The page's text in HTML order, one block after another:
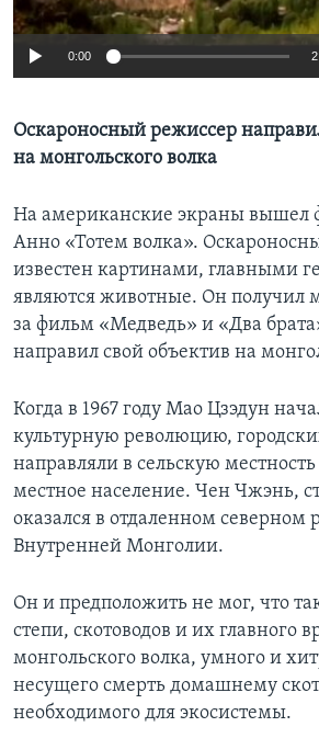
Learning English
0:00
Оскароносный режиссер
на монгольского волка
На американские экраны
Анно «Тотем волка».
известен картинами, главными
являются животные. Он получил
за фильм «Медведь» и «Два
направил свой объектив на
Когда в 1967 году Мао Цзэдун
культурную революцию,
направляли в сельскую
местное население. Чен Чжэнь,
оказался в отдаленном северном
Внутренней Монголии.
Он и предположить не мог, что
степи, скотоводов и их главного
монгольского волка, умного и
несущего смерть домашнему
необходимого для экосистемы.